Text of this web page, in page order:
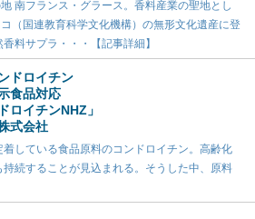
南フランス・グラース。香料産業の聖地とし
（国連教育科学文化機構）の無形文化遺産に登
料サプラ・・・【記事詳細】
ドロイチン
食品対応
ロイチンNHZ」
式会社
している食品原料のコンドロイチン。高齢化
続することが見込まれる。そうした中、原料